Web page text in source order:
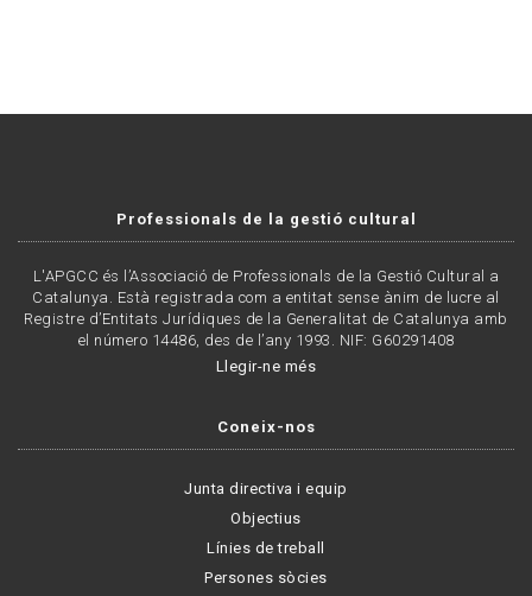
Professionals de la gestió cultural
L'APGCC és l’Associació de Professionals de la Gestió Cultural a
Catalunya. Està registrada com a entitat sense ànim de lucre al
Registre d’Entitats Jurídiques de la Generalitat de Catalunya amb
el número 14486, des de l’any 1993. NIF: G60291408
Llegir-ne més
Coneix-nos
Junta directiva i equip
Objectius
Línies de treball
Persones sòcies